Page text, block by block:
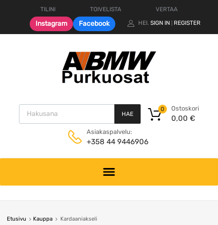
TILINI TOIVELISTA VERTAA
Instagram Facebook HEI. SIGN IN REGISTER
Products search
HAE
Ostoskori
0,00 €
0
Asiakaspalvelu:
+358 44 9446906
content
Etusivu Kauppa Kardaaniakseli